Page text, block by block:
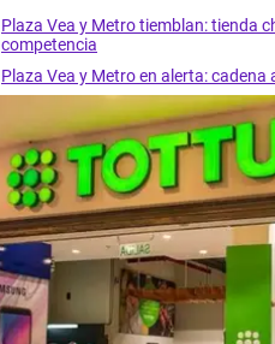
Plaza Vea y Metro tiemblan: tienda
competencia
Plaza Vea y Metro en alerta: